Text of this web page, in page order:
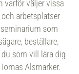
varför väljer vissa
arbetsplatser
som
beställare,
som vill lära dig
Alsmarker.